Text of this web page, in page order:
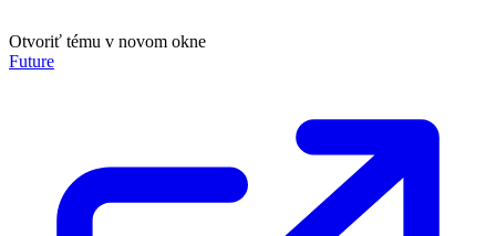
Otvoriť tému v novom okne
Future